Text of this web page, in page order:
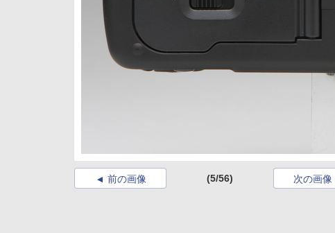
前の画像 (5/56) 次の画像